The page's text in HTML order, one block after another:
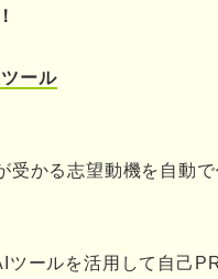
貢献したいと思うに至っ
ンを理解するために必要な
「ついで買い」で利益アッ
ール
受かる志望動機を自動
ールを活用して自己